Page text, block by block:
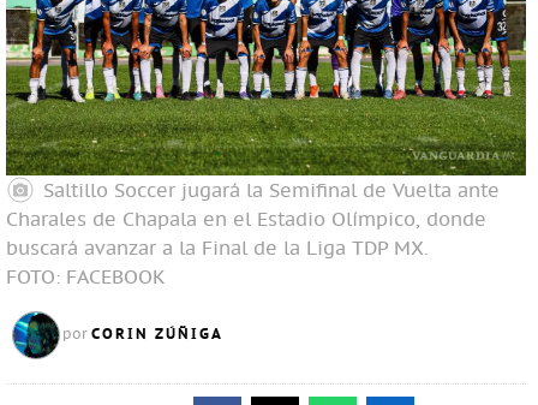
Saltillo Soccer jugará la Semifinal de Vuelta ante
Charales de Chapala en el Estadio Olímpico, donde
buscará avanzar a la Final de la Liga TDP MX.
FOTO: FACEBOOK
por CORIN ZÚÑIGA